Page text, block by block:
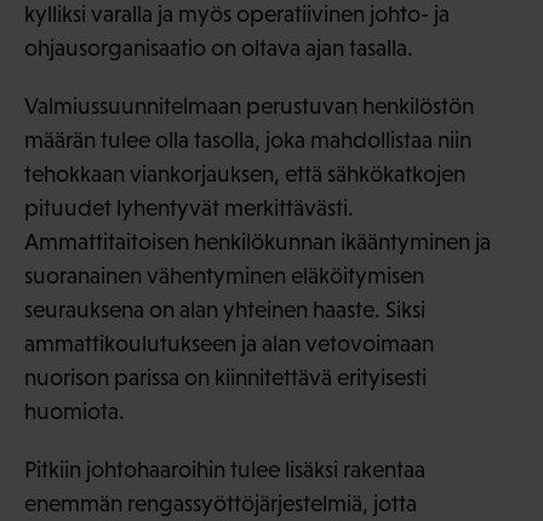
kylliksi varalla ja myös operatiivinen johto- ja
ohjausorganisaatio on oltava ajan tasalla.
Valmiussuunnitelmaan perustuvan henkilöstön
määrän tulee olla tasolla, joka mahdollistaa niin
tehokkaan viankorjauksen, että sähkökatkojen
pituudet lyhentyvät merkittävästi.
Ammattitaitoisen henkilökunnan ikääntyminen ja
suoranainen vähentyminen eläköitymisen
seurauksena on alan yhteinen haaste. Siksi
ammattikoulutukseen ja alan vetovoimaan
nuorison parissa on kiinnitettävä erityisesti
huomiota.
Pitkiin johtohaaroihin tulee lisäksi rakentaa
enemmän rengassyöttöjärjestelmiä, jotta